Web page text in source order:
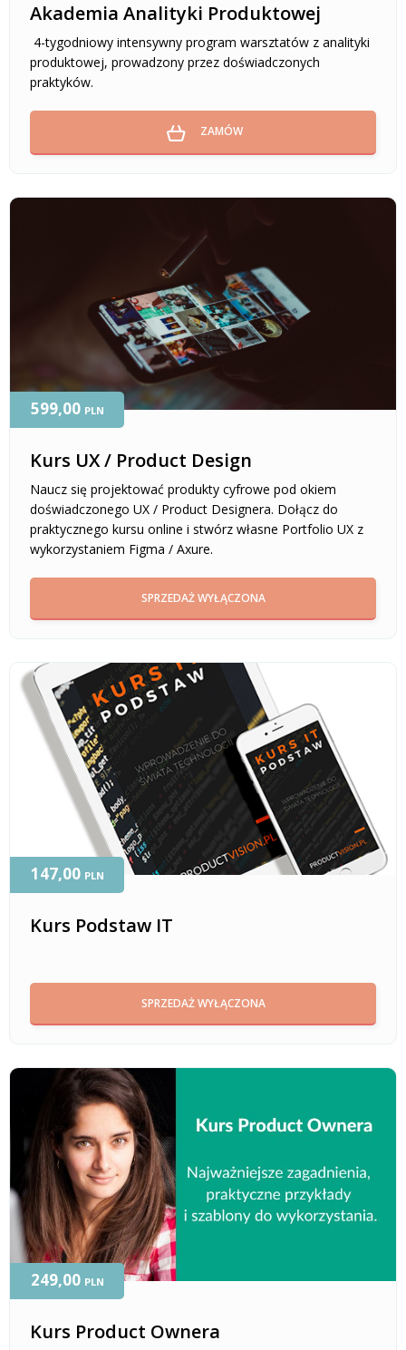
Akademia Analityki Produktowej
4-tygodniowy intensywny program warsztatów z analityki
produktowej, prowadzony przez doświadczonych
praktyków.
ZAMÓW
Kurs UX / Product Design
Naucz się projektować produkty cyfrowe pod okiem
doświadczonego UX / Product Designera. Dołącz do
praktycznego kursu online i stwórz własne Portfolio UX z
wykorzystaniem Figma / Axure.
599,00 PLN
SPRZEDAŻ WYŁĄCZONA
Kurs Podstaw IT
147,00 PLN
SPRZEDAŻ WYŁĄCZONA
Kurs Product Ownera
249,00 PLN